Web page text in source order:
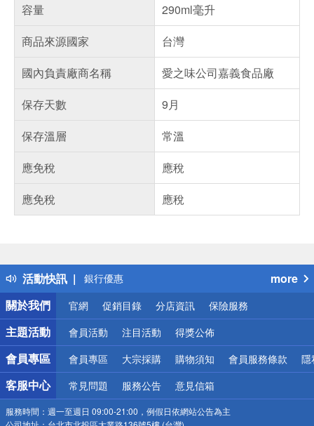
容量
290ml毫升
商品來源國家
台灣
國內負責廠商名稱
愛之味公司嘉義食品廠
保存天數
9月
保存溫層
常溫
應免稅
應稅
應免稅
應稅
活動快訊
偏遠地區配送
熱門話題
銀行優惠
偏遠地區配送
詐騙網頁！請小心！
more
關於我們
官網 促銷目錄 分店資訊 保險服務
主題活動 會員活動 注目活動 得獎公佈
會員專區 會員專區 大宗採購 購物須知 會員服務條款 隱
客服中心 常見問題 服務公告 意見信箱
服務時間： 週一至週日 09:00-21:00，例假日依網站公告為主